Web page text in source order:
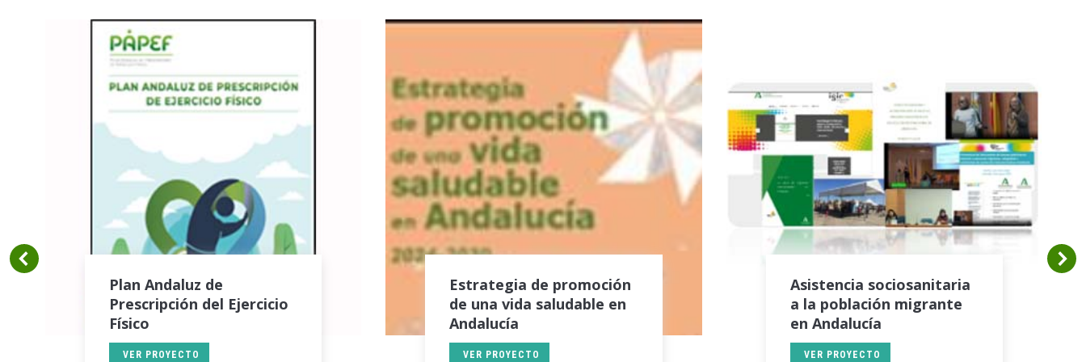
Plan Andaluz de
Prescripción del Ejercicio
Físico
VER PROYECTO
Estrategia de promoción
de una vida saludable en
Andalucía
VER PROYECTO
Asistencia sociosanitaria
a la población migrante
en Andalucía
VER PROYECTO